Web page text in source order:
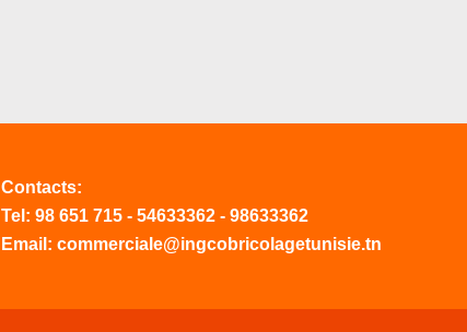
Contacts:
Tel: 98 651 715- 54633362- 98633362
Email: commerciale@ingcobricolagetunisie.tn